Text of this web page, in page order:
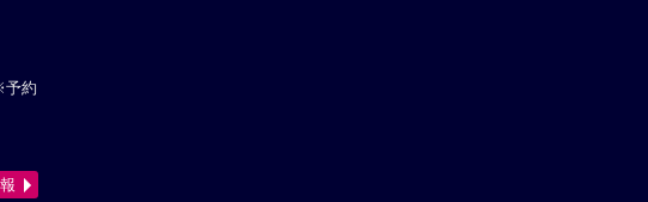
予約